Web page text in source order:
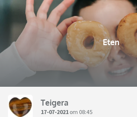
Eten
Teigera
17-07-2021 om 08:45